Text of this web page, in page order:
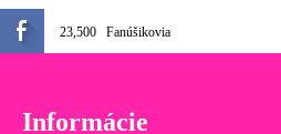
23,500 Fanúšikovia
Informácie